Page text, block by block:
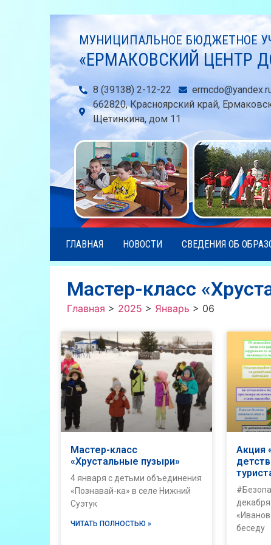
МУНИЦИПАЛЬНОЕ БЮДЖЕТНОЕ
«ЕРМАКОВСКИЙ ЦЕНТР
8 (39138) 2-12-22
662820, Красноярский край,
Щетинкина, дом 11
ГЛАВНАЯ НОВОСТИ СВЕДЕНИЯ ОБ
Мастер-класс
Главная > 2025 > Январь > 06
Мастер-класс
«Хрустальные пузыри»
4 января с детьми объединения
«Познавай-ка» в селе Нижний
Суэтук
ЧИТАТЬ ПОЛНОСТЬЮ »
Акция
беседу